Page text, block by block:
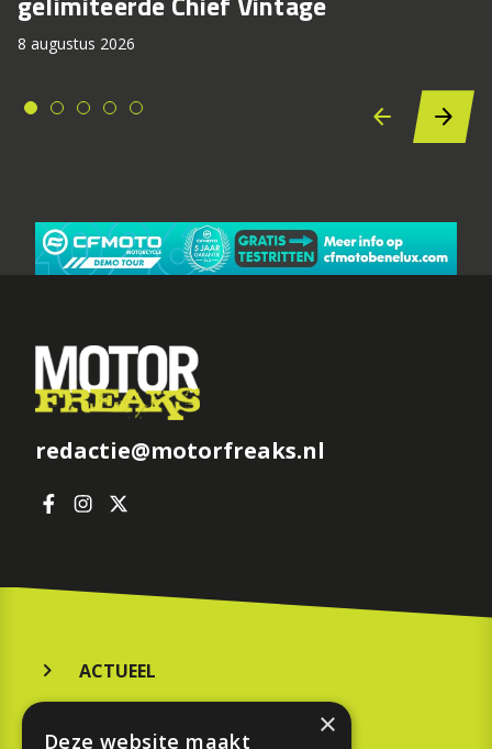
8 augustus 2026
redactie@motorfreaks.nl
ACTUEEL
×
Deze website maakt